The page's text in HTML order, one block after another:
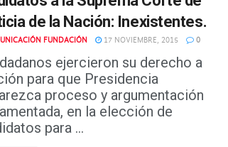
de la Nación: Inexistentes.
FUNDACIÓN 17 NOVIEMBRE, 2015 0
ejercieron su derecho a
para que Presidencia
proceso y argumentación
en la elección de
para ...